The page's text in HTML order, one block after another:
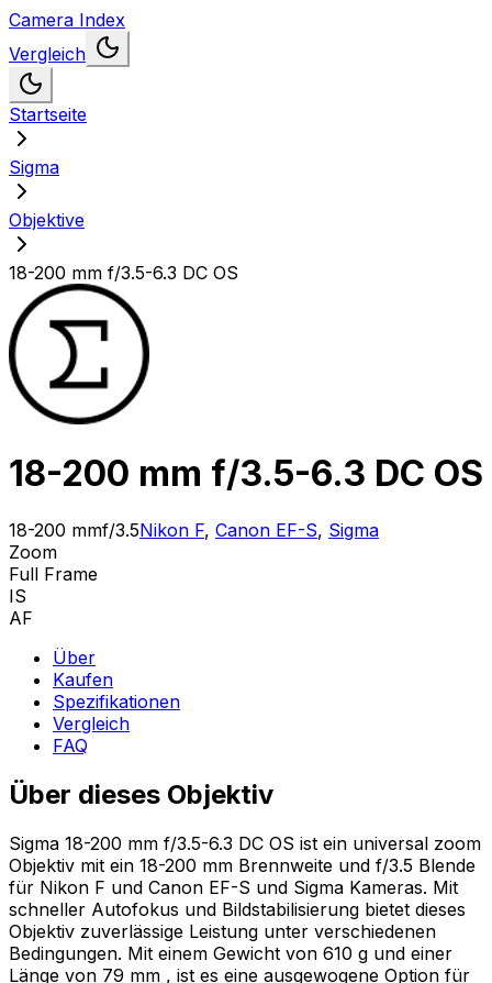
Camera Index
Vergleich
Startseite
Sigma
Objektive
18-200 mm f/3.5-6.3 DC OS
18-200 mm f/3.5-6.3 DC OS
18-200 mmf/3.5Nikon F, Canon EF-S, Sigma
Zoom
Full Frame
IS
AF
Über
Kaufen
Spezifikationen
Vergleich
FAQ
Über dieses Objektiv
Sigma 18-200 mm f/3.5-6.3 DC OS ist ein universal zoom
Objektiv mit ein 18-200 mm Brennweite und f/3.5 Blende
für Nikon F und Canon EF-S und Sigma Kameras. Mit
schneller Autofokus und Bildstabilisierung bietet dieses
Objektiv zuverlässige Leistung unter verschiedenen
Bedingungen. Mit einem Gewicht von 610 g und einer
Länge von 79 mm , ist es eine ausgewogene Option für